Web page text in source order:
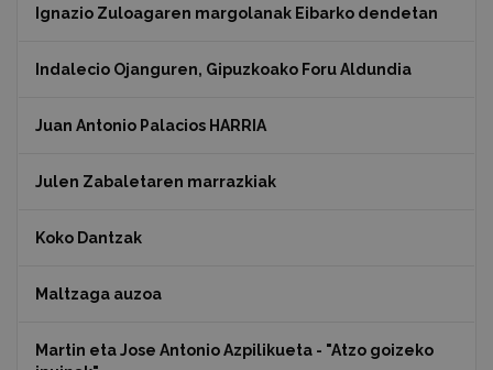
Ignazio Zuloagaren margolanak Eibarko dendetan
Indalecio Ojanguren, Gipuzkoako Foru Aldundia
Juan Antonio Palacios HARRIA
Julen Zabaletaren marrazkiak
Koko Dantzak
Maltzaga auzoa
Martin eta Jose Antonio Azpilikueta - "Atzo goizeko